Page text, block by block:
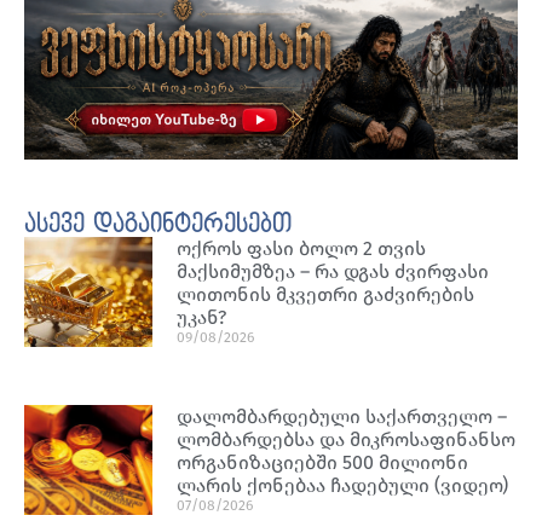
ასევე დაგაინტერესებთ
ოქროს ფასი ბოლო 2 თვის
მაქსიმუმზეა – რა დგას ძვირფასი
ლითონის მკვეთრი გაძვირების
უკან?
09/08/2026
დალომბარდებული საქართველო –
ლომბარდებსა და მიკროსაფინანსო
ორგანიზაციებში 500 მილიონი
ლარის ქონებაა ჩადებული (ვიდეო)
07/08/2026